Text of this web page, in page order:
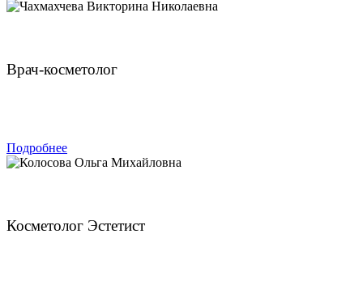
Врач-косметолог
Подробнее
Косметолог Эстетист